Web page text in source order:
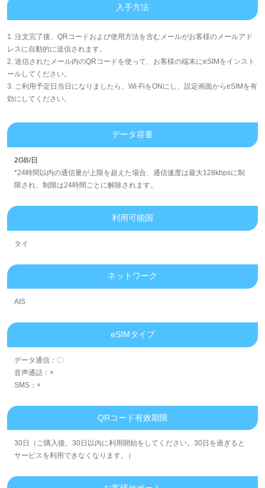
入手方法
1. 注文完了後、QRコードおよび使用方法を含むメールがお客様のメールアド
レスに自動的に送信されます。
2. 送信されたメール内のQRコードを使って、お客様の端末にeSIMをインスト
ールしてください。
3. ご利用予定日当日になりましたら、Wi-FiをONにし、設定画面からeSIMを有
効にしてください。
データ容量
2GB/日
*24時間以内の通信量が上限を超えた場合、通信速度は最大128kbpsに制
限され、制限は24時間ごとに解除されます。
利用可能国
タイ
ネットワーク
AIS
eSIMタイプ
データ通信：〇
音声通話：×
SMS：×
QRコード有效期限
30日（ご購入後、30日以内に利用開始をしてください。30日を過ぎると
サービスを利用できなくなります。）